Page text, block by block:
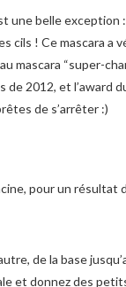
une belle exception :
cils ! Ce mascara a
mascara “super-
2012, et l’award
de s’arrêter :)
pour un
de la base
et donnez des